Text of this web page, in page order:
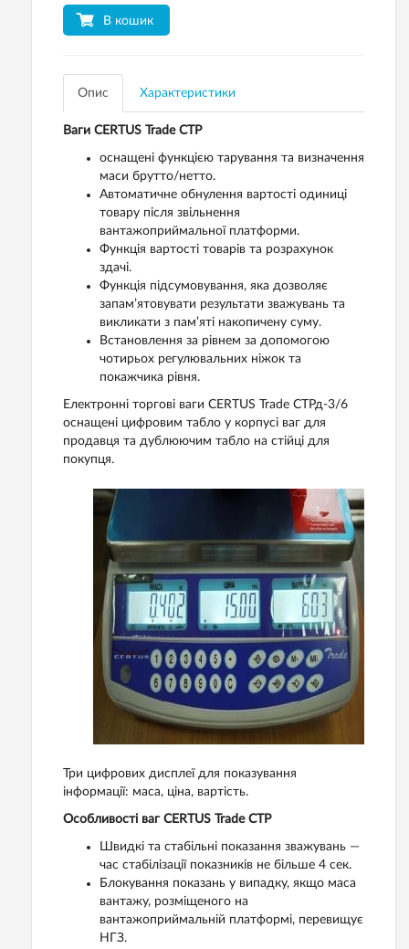
В кошик
Опис Характеристики
Ваги CERTUS Trade СТР
оснащені функцією тарування та визначення
маси брутто/нетто.
Автоматичне обнулення вартості одиниці
товару після звільнення
вантажоприймальної платформи.
Функція вартості товарів та розрахунок
здачі.
Функція підсумовування, яка дозволяє
запам’ятовувати результати зважувань та
викликати з пам’яті накопичену суму.
Встановлення за рівнем за допомогою
чотирьох регулювальних ніжок та
покажчика рівня.
Електронні торгові ваги CERTUS Trade СТРд-3/6
оснащені цифровим табло у корпусі ваг для
продавця та дублюючим табло на стійці для
покупця.
Три цифрових дисплеї для показування
інформації: маса, ціна, вартість.
Особливості ваг CERTUS Trade СТР
Швидкі та стабільні показання зважувань —
час стабілізації показників не більше 4 сек.
Блокування показань у випадку, якщо маса
вантажу, розміщеного на
вантажоприймальній платформі, перевищує
НГЗ.